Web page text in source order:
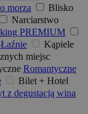
morza
Blisko
Narciarstwo
PREMIUM
Kąpiele
miejsc
Romantyczne
Bilet + Hotel
z degustacją wina